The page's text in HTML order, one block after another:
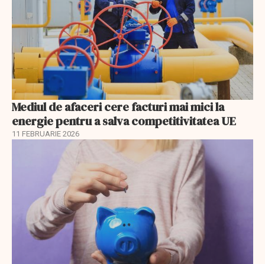
Mediul de afaceri cere facturi mai mici la
energie pentru a salva competitivitatea UE
11 FEBRUARIE 2026